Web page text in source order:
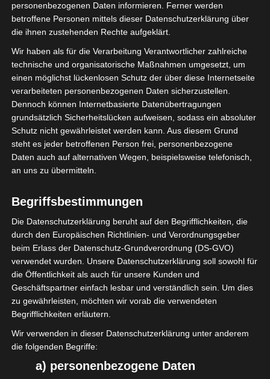
Bevor nun alle hoffentlich wieder Aufträge
in ihre Bücher mit Filzer eintragen können
und nicht nur mit Bleistift, wäre nochmal Zeit
zu checken, ob die Versicherungen alle noch
Pandemie ihre Versicherungen gekündigt
oder stillgelegt, aber auch ein Update ist
eventuell nötig.
Schaut Euch dazu mal die „isdv-business-
care“ an. Ein Paket aus Betriebshaftpflicht,
Rechtschutz, Auslandskrankenversicherung
und Unfallversicherung für alle mobilen
Berufe zum Jahres-all-in-Preis von 333,00
EUR exklusiv für isdv-Mitglieder.
personenbezogenen Daten informieren. Ferner werden
betroffene Personen mittels dieser Datenschutzerklärung über
die ihnen zustehenden Rechte aufgeklärt.
Wir haben als für die Verarbeitung Verantwortlicher zahlreiche
technische und organisatorische Maßnahmen umgesetzt, um
einen möglichst lückenlosen Schutz der über diese Internetseite
verarbeiteten personenbezogenen Daten sicherzustellen.
Dennoch können Internetbasierte Datenübertragungen
grundsätzlich Sicherheitslücken aufweisen, sodass ein absoluter
Schutz nicht gewährleistet werden kann. Aus diesem Grund
steht es jeder betroffenen Person frei, personenbezogene
Daten auch auf alternativen Wegen, beispielsweise telefonisch,
an uns zu übermitteln.
Begriffsbestimmungen
Die Datenschutzerklärung beruht auf den Begrifflichkeiten, die
durch den Europäischen Richtlinien- und Verordnungsgeber
beim Erlass der Datenschutz-Grundverordnung (DS-GVO)
verwendet wurden. Unsere Datenschutzerklärung soll sowohl für
die Öffentlichkeit als auch für unsere Kunden und
Geschäftspartner einfach lesbar und verständlich sein. Um dies
zu gewährleisten, möchten wir vorab die verwendeten
Begrifflichkeiten erläutern.
Wir verwenden in dieser Datenschutzerklärung unter anderem
die folgenden Begriffe:
a) personenbezogene Daten